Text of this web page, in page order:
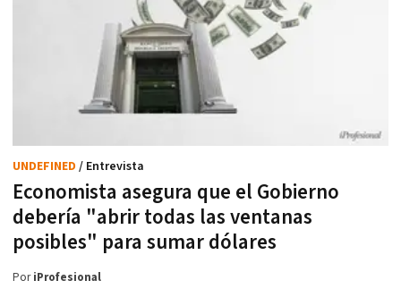
Economista asegura que el Gobierno
debería "abrir todas las ventanas
posibles" para sumar dólares
UNDEFINED / Entrevista
PoriProfesional